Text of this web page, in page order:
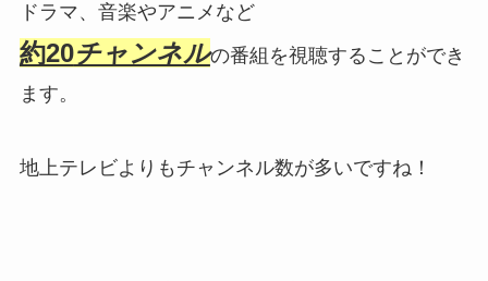
ドラマ、音楽やアニメなど
約20チャンネルの番組を視聴することができ
ます。
地上テレビよりもチャンネル数が多いですね！